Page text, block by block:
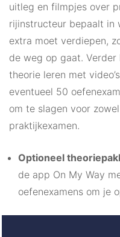
uitleg en filmpjes over
rijinstructeur bepaalt in
extra moet verdiepen,
de weg op gaat.
theorie leren met
eventueel 50
om te slagen voor
praktijkexamen.
Optioneel
de app On My Way
oefenexamens om je